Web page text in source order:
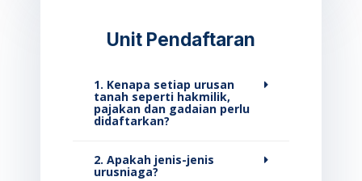
Unit Pendaftaran
1. Kenapa setiap urusan
tanah seperti hakmilik,
pajakan dan gadaian perlu
didaftarkan?
2. Apakah jenis-jenis
urusniaga?